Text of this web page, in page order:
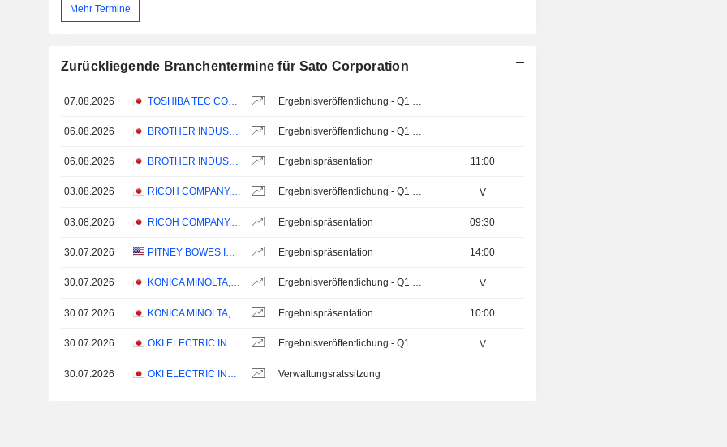
Mehr Termine
Zurückliegende Branchentermine für Sato Corporation
07.08.2026
06.08.2026
06.08.2026 Ergebnispräsentation 11:00
03.08.2026 V
03.08.2026 Ergebnispräsentation 09:30
30.07.2026 Ergebnispräsentation 14:00
30.07.2026 V
30.07.2026 Ergebnispräsentation 10:00
30.07.2026 V
30.07.2026 Verwaltungsratssitzung